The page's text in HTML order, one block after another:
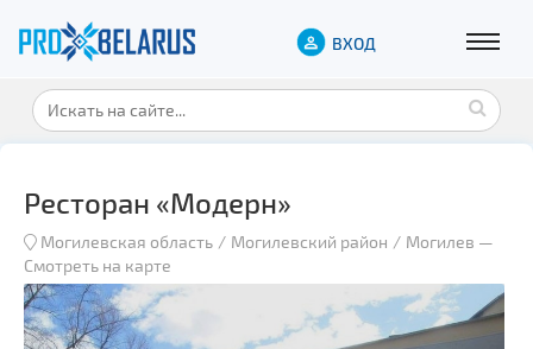
ВХОД
Ресторан «Модерн»
Могилевская область Могилевский район Могилев —
Смотреть на карте